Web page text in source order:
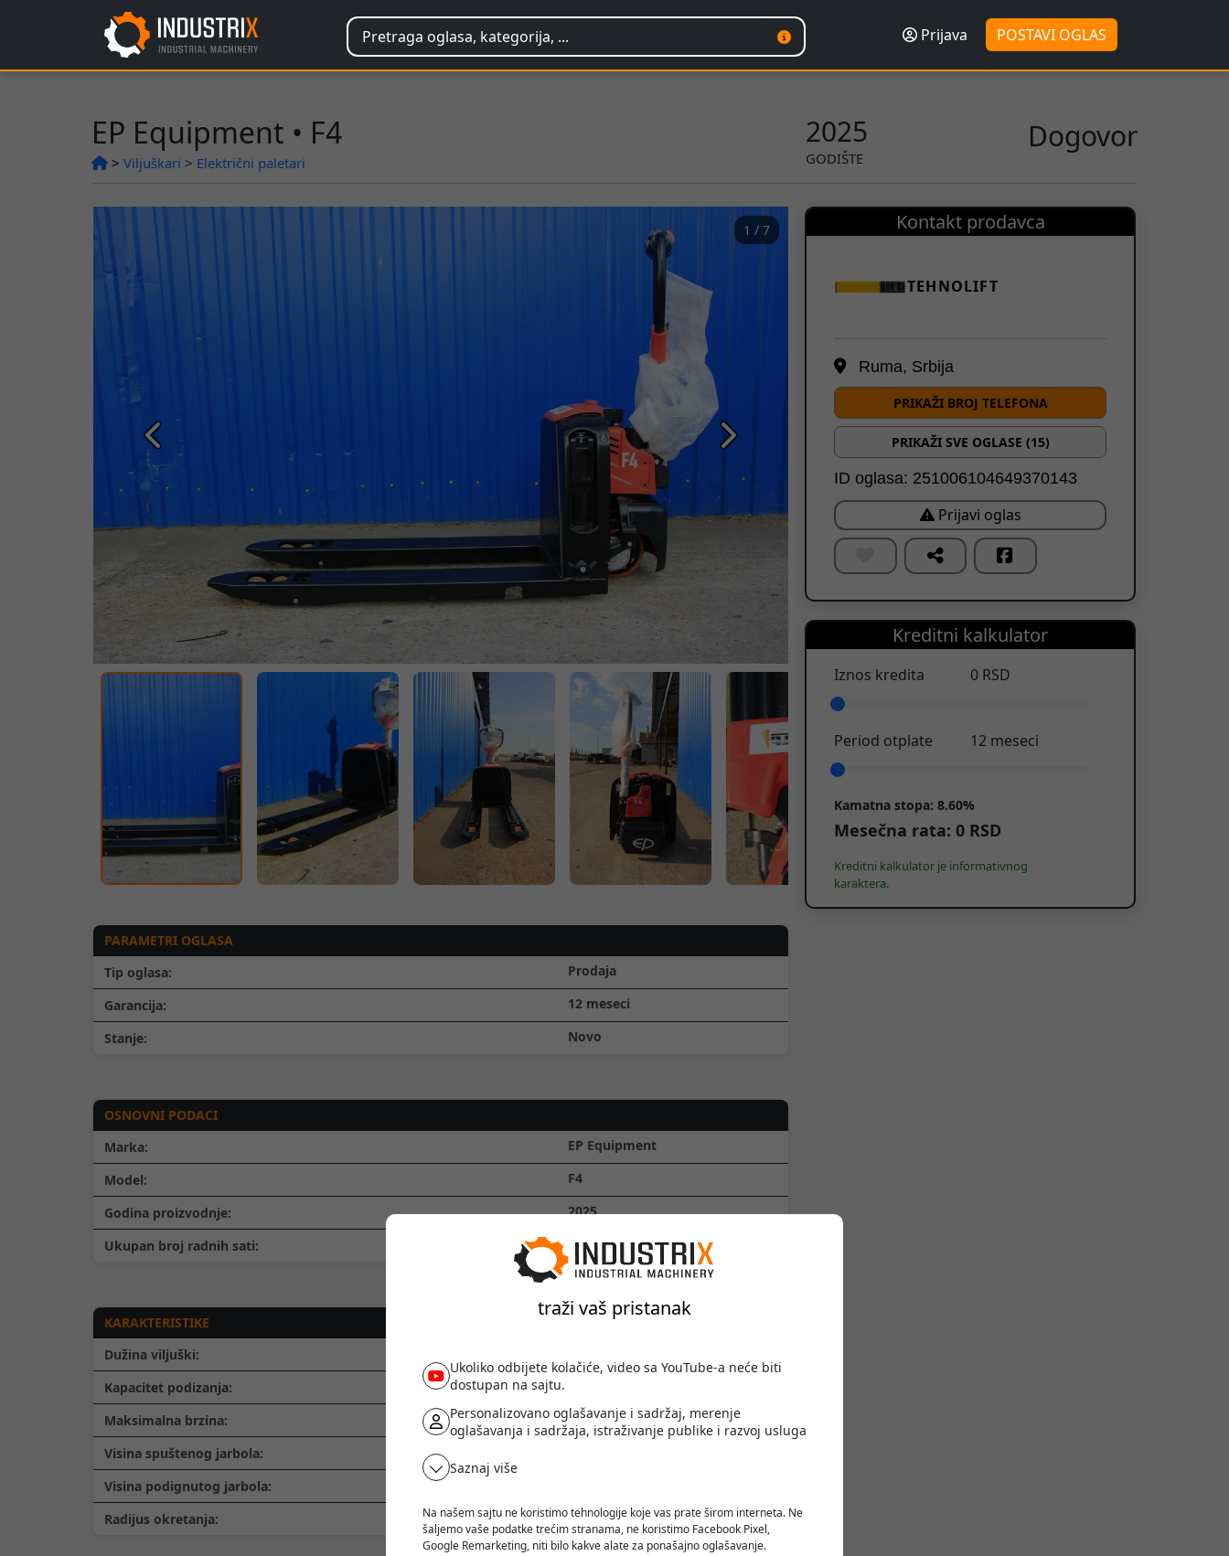
Prijava POSTAVI OGLAS
traži vaš pristanak
Ukoliko odbijete kolačiće, video sa YouTube-a neće biti
dostupan na sajtu.
Personalizovano oglašavanje i sadržaj, merenje
oglašavanja i sadržaja, istraživanje publike i razvoj usluga
Saznaj više
Na našem sajtu ne koristimo tehnologije koje vas prate širom interneta. Ne
šaljemo vaše podatke trećim stranama, ne koristimo Facebook Pixel,
Google Remarketing, niti bilo kakve alate za ponašajno oglašavanje.
EP Equipment • F4
> Viljuškari > Električni paletari
2025
GODIŠTE
Dogovor
1 / 7
Prethodna Sledeća
PARAMETRI OGLASA
Tip oglasa:
Prodaja
Garancija:
12 meseci
Stanje:
Novo
OSNOVNI PODACI
Marka:
EP Equipment
Model:
F4
Godina proizvodnje:
2025
Ukupan broj radnih sati:
0 h
KARAKTERISTIKE
Dužina viljuški:
Kapacitet podizanja:
Maksimalna brzina:
5 km/h
Visina spuštenog jarbola:
Visina podignutog jarbola:
Radijus okretanja:
1360 mm
Kontakt prodavca
TEHNOLIFT
Ruma, Srbija
PRIKAŽI BROJ TELEFONA
PRIKAŽI SVE OGLASE (15)
ID oglasa: 251006104649370143
Prijavi oglas
Kreditni kalkulator
Iznos kredita 0 RSD
Period otplate 12 meseci
Kamatna stopa: 8.60%
Mesečna rata: 0 RSD
Kreditni kalkulator je informativnog
karaktera.